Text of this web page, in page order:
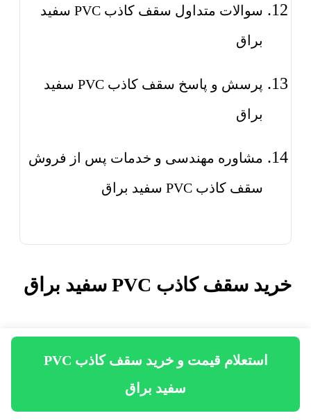
استعلام قیمت و خرید سقف کاذب PVC
سفید براق
سوالات متداول سقف کاذب PVC سفید
براق
پرسش و پاسخ سقف کاذب PVC سفید
براق
مشاوره مهندسی و خدمات پس از فروش
سقف کاذب PVC سفید براق
خرید سقف کاذب PVC سفید براق
سقف کاذب PVC روکشدار سفید براق
که به PVC Ceiling Panel و یا PVC False